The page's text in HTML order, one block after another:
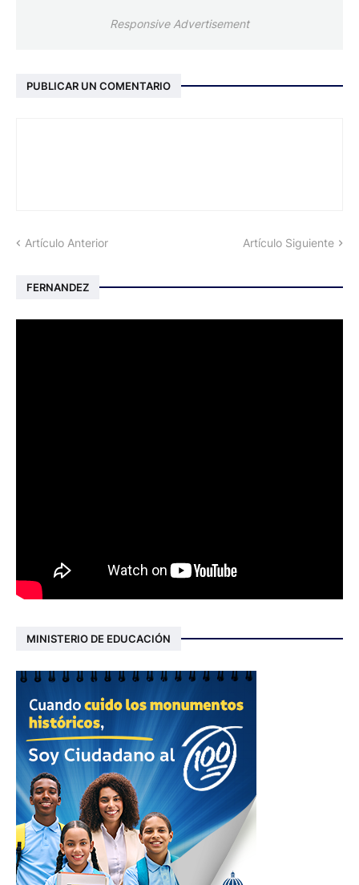
Responsive Advertisement
PUBLICAR UN COMENTARIO
Artículo Anterior Artículo Siguiente
FERNANDEZ
MINISTERIO DE EDUCACIÓN